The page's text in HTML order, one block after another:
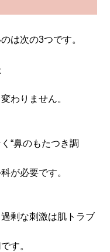
は次の3つです。
わりません。
“鼻のもたつき調
が必要です。
剰な刺激は肌トラブ
す。